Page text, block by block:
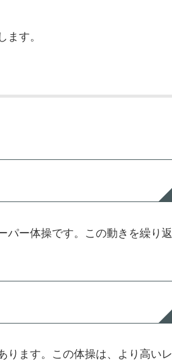
す。
パー体操です。この動きを繰り返
ります。この体操は、より高いレ